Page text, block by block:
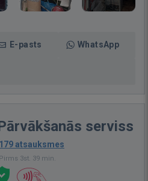
E-pasts WhatsApp
serviss
179 atsauksmes
3st. 39 min.